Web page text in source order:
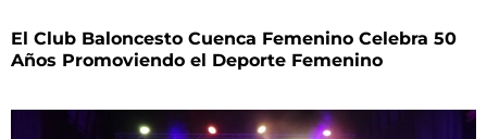
El Club Baloncesto Cuenca Femenino Celebra 50
Años Promoviendo el Deporte Femenino